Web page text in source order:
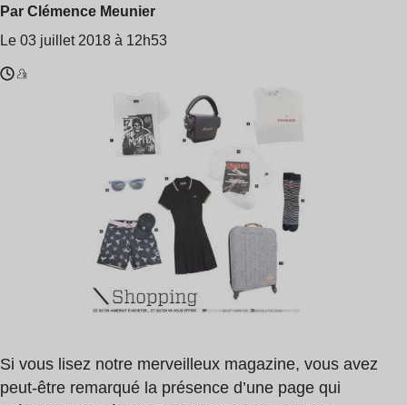
Par Clémence Meunier
Le 03 juillet 2018 à 12h53
Si vous lisez notre merveilleux magazine, vous avez
peut-être remarqué la présence d’une page qui